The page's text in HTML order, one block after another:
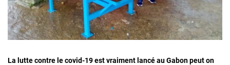
La lutte contre le covid-19 est vraiment lancé au Gabon peut on